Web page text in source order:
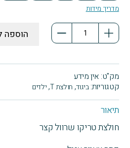
מדריך מידות
כמות
טריקו
שרוול
קצר
כל
הוספה
תיאור
חולצת טריקו שרוול קצר
מק"ט: אין מידע
קטגוריות:ביגוד, חולצת T ,ילדים